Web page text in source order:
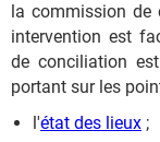
la commission
intervention est
de conciliation
portant sur les
l'état des lieux ;